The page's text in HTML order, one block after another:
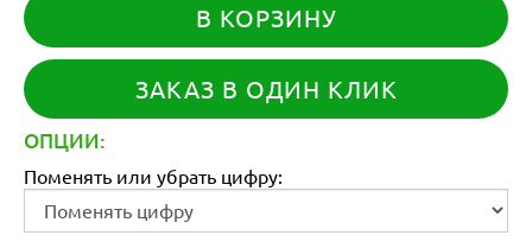
В КОРЗИНУ
ЗАКАЗ В ОДИН КЛИК
ОПЦИИ:
Поменять или убрать цифру: